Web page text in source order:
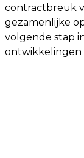
contractbreuk
gezamenlijke
volgende stap
ontwikkelingen